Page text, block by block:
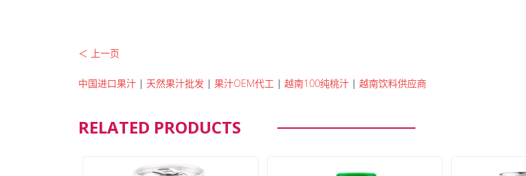
＜ 上一页
中国进口果汁 | 天然果汁批发 | 果汁OEM代工 | 越南100纯桃汁 | 越南饮料供应商
RELATED PRODUCTS